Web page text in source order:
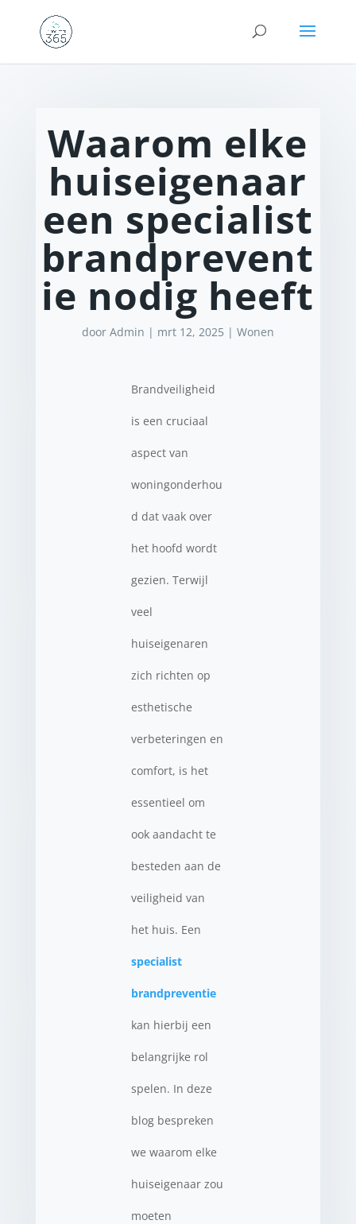
Waarom elke
huiseigenaar
een specialist
brandprevent
ie nodig heeft
door Admin | mrt 12, 2025 | Wonen
Brandveiligheid
is een cruciaal
aspect van
woningonderhou
d dat vaak over
het hoofd wordt
gezien. Terwijl
veel
huiseigenaren
zich richten op
esthetische
verbeteringen en
comfort, is het
essentieel om
ook aandacht te
besteden aan de
veiligheid van
het huis. Een
specialist
brandpreventie
kan hierbij een
belangrijke rol
spelen. In deze
blog bespreken
we waarom elke
huiseigenaar zou
moeten